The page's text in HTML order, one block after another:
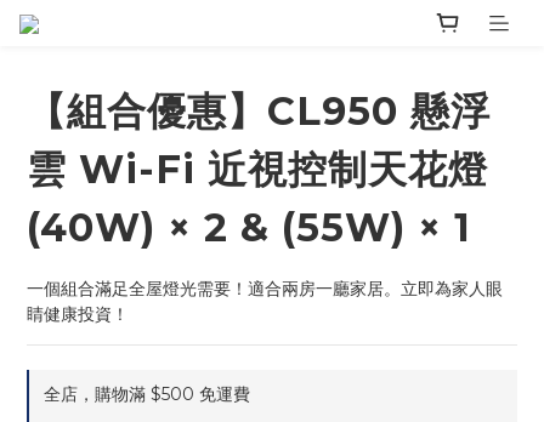
【組合優惠】CL950 懸浮
雲 Wi-Fi 近視控制天花燈
(40W) × 2 & (55W) × 1
一個組合滿足全屋燈光需要！適合兩房一廳家居。立即為家人眼
睛健康投資！
全店，購物滿 $500 免運費